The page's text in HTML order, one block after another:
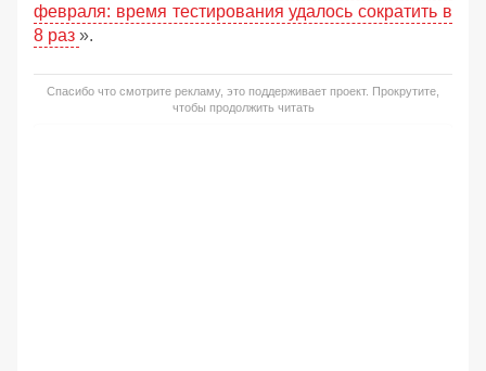
февраля: время тестирования удалось сократить в
8 раз ».
Спасибо что смотрите рекламу, это поддерживает проект. Прокрутите,
чтобы продолжить читать